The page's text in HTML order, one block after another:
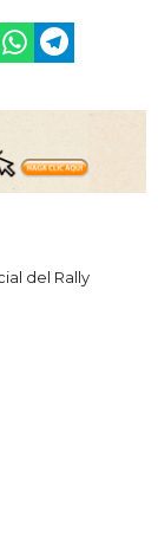
del Rally